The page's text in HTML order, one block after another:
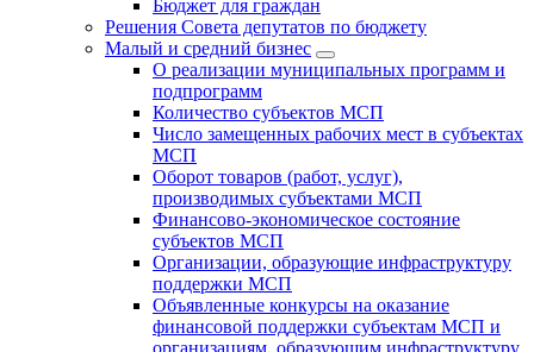
Бюджет для граждан
Решения Совета депутатов по бюджету
Малый и средний бизнес
О реализации муниципальных программ и
подпрограмм
Количество субъектов МСП
Число замещенных рабочих мест в субъектах
МСП
Оборот товаров (работ, услуг),
производимых субъектами МСП
Финансово-экономическое состояние
субъектов МСП
Организации, образующие инфраструктуру
поддержки МСП
Объявленные конкурсы на оказание
финансовой поддержки субъектам МСП и